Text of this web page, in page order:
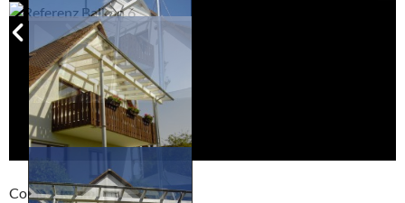
Compackt album